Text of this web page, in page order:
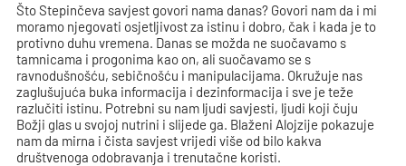
Što Stepinčeva savjest govori nama danas? Govori nam da i mi
moramo njegovati osjetljivost za istinu i dobro, čak i kada je to
protivno duhu vremena. Danas se možda ne suočavamo s
tamnicama i progonima kao on, ali suočavamo se s
ravnodušnošću, sebičnošću i manipulacijama. Okružuje nas
zaglušujuća buka informacija i dezinformacija i sve je teže
razlučiti istinu. Potrebni su nam ljudi savjesti, ljudi koji čuju
Božji glas u svojoj nutrini i slijede ga. Blaženi Alojzije pokazuje
nam da mirna i čista savjest vrijedi više od bilo kakva
društvenoga odobravanja i trenutačne koristi.